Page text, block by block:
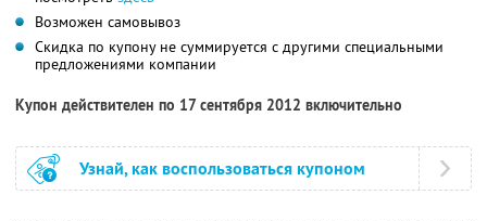
Возможен самовывоз
Скидка по купону не суммируется с другими специальными
предложениями компании
Купон действителен по 17 сентября 2012 включительно
Узнай, как воспользоваться купоном